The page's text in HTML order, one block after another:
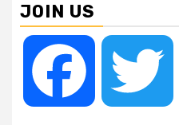
JOIN US
Facebook